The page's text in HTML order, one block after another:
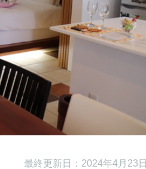
最終更新日：2024年4月23日